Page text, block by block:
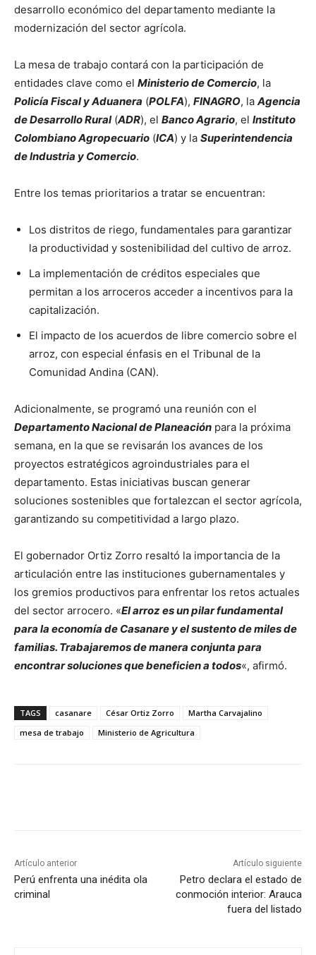
desarrollo económico del departamento mediante la
modernización del sector agrícola.
La mesa de trabajo contará con la participación de
entidades clave como el Ministerio de Comercio, la
Policía Fiscal y Aduanera (POLFA), FINAGRO, la Agencia
de Desarrollo Rural(ADR), el Banco Agrario, el Instituto
Colombiano Agropecuario (ICA) y la Superintendencia
de Industria y Comercio.
Entre los temas prioritarios a tratar se encuentran:
Los distritos de riego, fundamentales para garantizar
la productividad y sostenibilidad del cultivo de arroz.
La implementación de créditos especiales que
permitan a los arroceros acceder a incentivos para la
capitalización.
El impacto de los acuerdos de libre comercio sobre el
arroz, con especial énfasis en el Tribunal de la
Comunidad Andina (CAN).
Adicionalmente, se programó una reunión con el
Departamento Nacional de Planeación para la próxima
semana, en la que se revisarán los avances de los
proyectos estratégicos agroindustriales para el
departamento. Estas iniciativas buscan generar
soluciones sostenibles que fortalezcan el sector agrícola,
garantizando su competitividad a largo plazo.
El gobernador Ortiz Zorro resaltó la importancia de la
articulación entre las instituciones gubernamentales y
los gremios productivos para enfrentar los retos actuales
del sector arrocero. «El arroz es un pilar fundamental
para la economía de Casanare y el sustento de miles de
familias. Trabajaremos de manera conjunta para
encontrar soluciones que beneficien a todos«, afirmó.
TAGS casanare César Ortiz Zorro
Martha Carvajalino
mesa de trabajo
Ministerio de Agricultura
Artículo anterior
Perú enfrenta una inédita ola
criminal
Artículo siguiente
Petro declara el estado de
conmoción interior: Arauca
fuera del listado